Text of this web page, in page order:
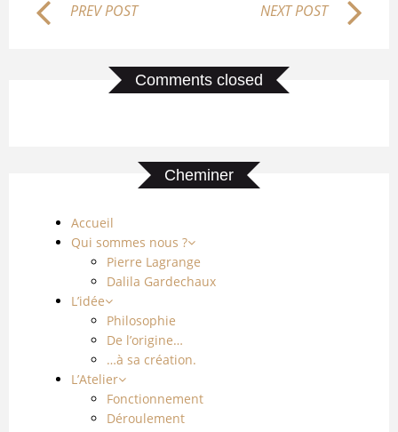
PREV POST NEXT POST
Comments closed
Cheminer
Accueil
Qui sommes nous ?
Pierre Lagrange
Dalila Gardechaux
L’idée
Philosophie
De l’origine…
…à sa création.
L’Atelier
Fonctionnement
Déroulement